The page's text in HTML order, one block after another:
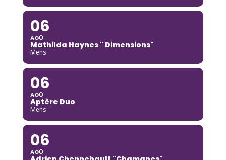
06
AOÛ
Mathilda Haynes " Dimensions"
Mens
06
AOÛ
Aptère Duo
Mens
06
AOÛ